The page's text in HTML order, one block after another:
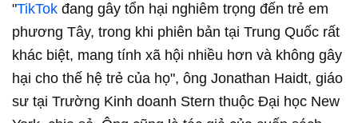
"TikTok đang gây tổn hại nghiêm trọng đến trẻ em
phương Tây, trong khi phiên bản tại Trung Quốc rất
khác biệt, mang tính xã hội nhiều hơn và không gây
hại cho thế hệ trẻ của họ", ông Jonathan Haidt, giáo
sư tại Trường Kinh doanh Stern thuộc Đại học New